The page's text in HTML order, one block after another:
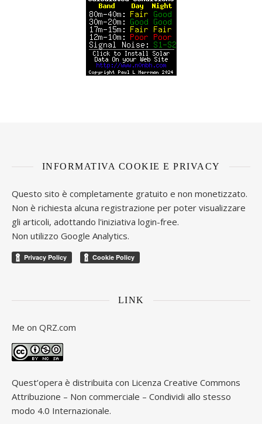
INFORMATIVA COOKIE E PRIVACY
Questo sito è completamente gratuito e non monetizzato.
Non è richiesta alcuna registrazione per poter visualizzare
gli articoli, adottando l'iniziativa login-free.
Non utilizzo Google Analytics.
LINK
Me on QRZ.com
Quest’opera è distribuita con Licenza Creative Commons
Attribuzione – Non commerciale – Condividi allo stesso
modo 4.0 Internazionale.